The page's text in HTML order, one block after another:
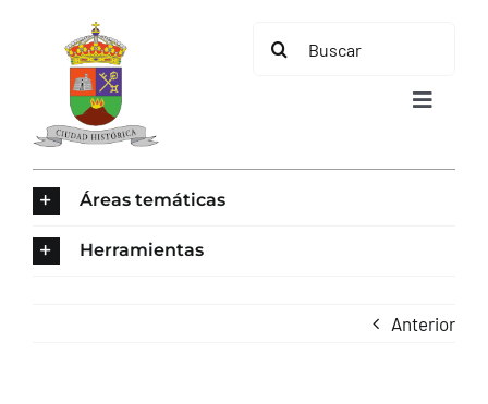
contenido
Buscar:
Toggle
Áreas temáticas
Herramientas
Anterior